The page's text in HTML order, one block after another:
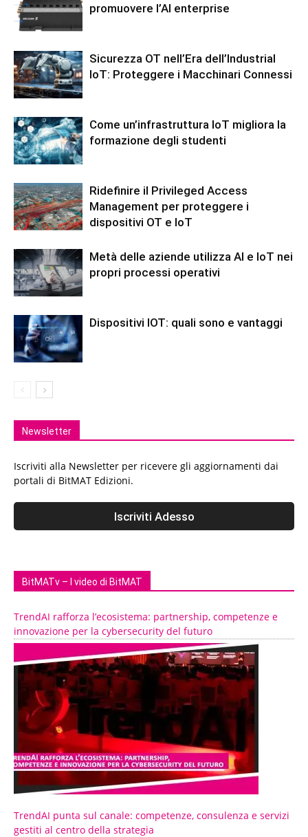
promuovere l’AI enterprise
Sicurezza OT nell’Era dell’Industrial
IoT: Proteggere i Macchinari Connessi
Come un’infrastruttura IoT migliora la
formazione degli studenti
Ridefinire il Privileged Access
Management per proteggere i
dispositivi OT e IoT
Metà delle aziende utilizza AI e IoT nei
propri processi operativi
Dispositivi IOT: quali sono e vantaggi
Newsletter
Iscriviti alla Newsletter per ricevere gli aggiornamenti dai
portali di BitMAT Edizioni.
BitMATv – I video di BitMAT
TrendAI rafforza l’ecosistema: partnership, competenze e
innovazione per la cybersecurity del futuro
TrendAI punta sul canale: competenze, consulenza e servizi
gestiti al centro della strategia